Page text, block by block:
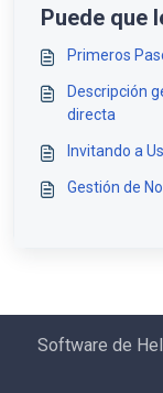
Puede que
Primeros
Descripción
directa
Invitando a
Gestión de
Software de